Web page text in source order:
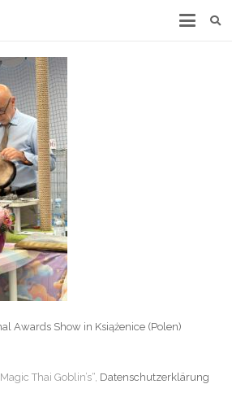
Awards Show in Książenice (Polen)
Thai Goblin’s“, Datenschutzerklärung